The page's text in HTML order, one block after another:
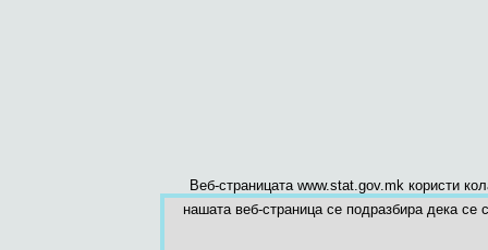
Веб-страницата www.stat.gov.mk користи
нашата веб-страница се подразбира дека се